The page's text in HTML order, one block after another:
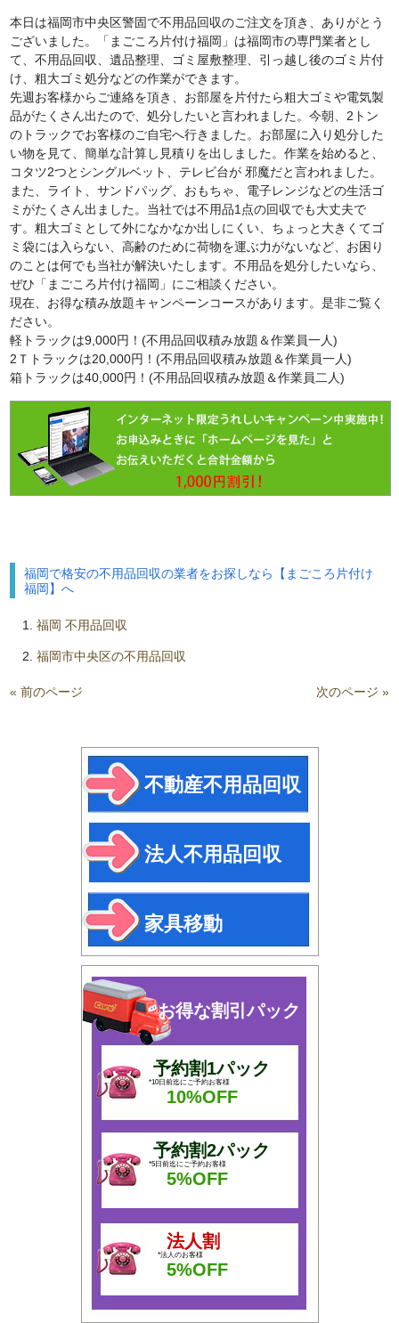
本日は福岡市中央区警固で不用品回収のご注文を頂き、ありがとう
ございました。「まごころ片付け福岡」は福岡市の専門業者とし
て、不用品回収、遺品整理、ゴミ屋敷整理、引っ越し後のゴミ片付
け、粗大ゴミ処分などの作業ができます。
先週お客様からご連絡を頂き、お部屋を片付たら粗大ゴミや電気製
品がたくさん出たので、処分したいと言われました。今朝、2トン
のトラックでお客様のご自宅へ行きました。お部屋に入り処分した
い物を見て、簡単な計算し見積りを出しました。作業を始めると、
コタツ2つとシングルベット、テレビ台が 邪魔だと言われました。
また、ライト、サンドパッグ、おもちゃ、電子レンジなどの生活ゴ
ミがたくさん出ました。当社では不用品1点の回収でも大丈夫で
す。粗大ゴミとして外になかなか出しにくい、ちょっと大きくてゴ
ミ袋には入らない、高齢のために荷物を運ぶ力がないなど、お困り
のことは何でも当社が解決いたします。不用品を処分したいなら、
ぜひ「まごころ片付け福岡」にご相談ください。
現在、お得な積み放題キャンペーンコースがあります。是非ご覧く
ださい。
軽トラックは9,000円！(不用品回収積み放題＆作業員一人)
2Ｔトラックは20,000円！(不用品回収積み放題＆作業員一人)
箱トラックは40,000円！(不用品回収積み放題＆作業員二人)
福岡で格安の不用品回収の業者をお探しなら【まごころ片付け
福岡】へ
福岡 不用品回収
福岡市中央区の不用品回収
« 前のページ 次のページ »
不動産不用品回収
法人不用品回収
家具移動
お得な割引パック
予約割1パック
*10日前迄にご予約お客様
10%OFF
予約割2パック
*5日前迄にご予約お客様
5%OFF
法人割
*法人のお客様
5%OFF